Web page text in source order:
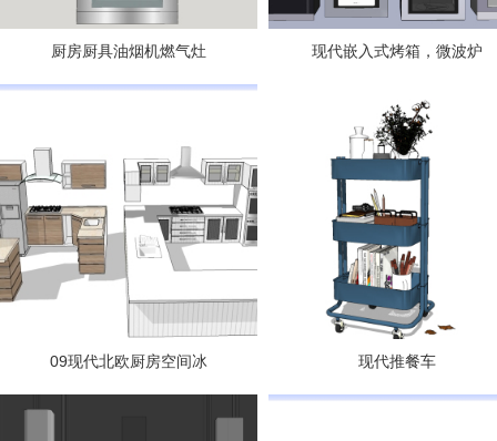
厨房厨具油烟机燃气灶 现代嵌入式烤箱，微波炉
09现代北欧厨房空间冰 现代推餐车